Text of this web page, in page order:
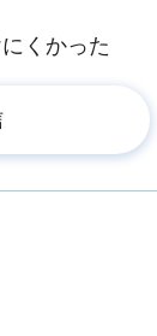
くかった